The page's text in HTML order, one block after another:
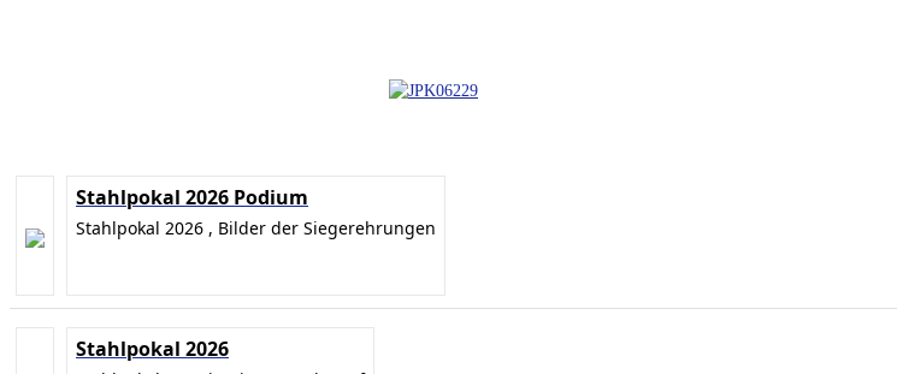
Stahlpokal 2026 Podium
Stahlpokal 2026 , Bilder der Siegerehrungen
Stahlpokal 2026